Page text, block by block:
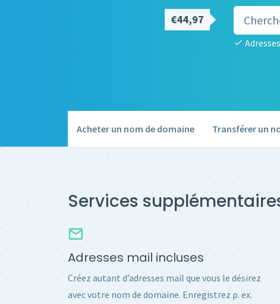
€44,97
Acheter un nom de domaine Transférer un
Services
Adresses mail incluses
Créez autant d’adresses mail que vous le désirez
avec votre nom de domaine. Enregistrez p. ex.